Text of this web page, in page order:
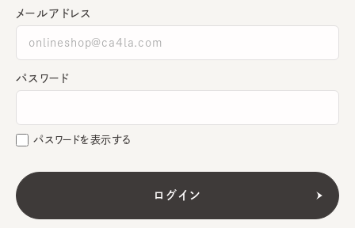
メールアドレス
パスワード
パスワードを表示する